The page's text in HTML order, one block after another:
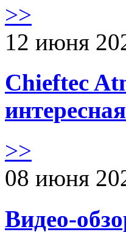
>>
12 июня
Chieftec
>>
08 июня
Видео-